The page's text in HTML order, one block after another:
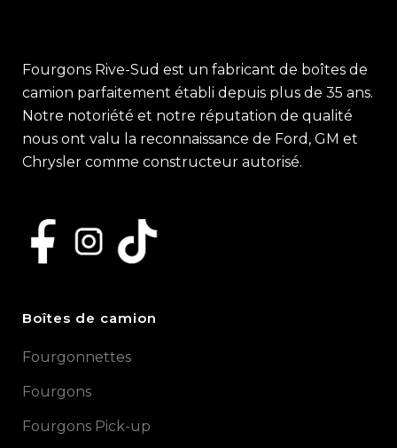
Fourgons Rive-Sud est un fabricant de boîtes de
camion parfaitement établi depuis plus de 35 ans.
Notre notoriété et notre réputation de qualité
nous ont valu la reconnaissance de Ford, GM et
Chrysler comme constructeur autorisé.
Boîtes de camion
Fourgonnettes
Fourgons
Fourgons Pick-up